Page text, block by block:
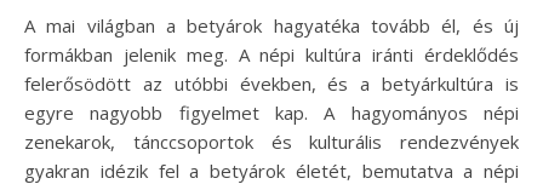
A mai világban a betyárok hagyatéka tovább él, és új
formákban jelenik meg. A népi kultúra iránti érdeklődés
felerősödött az utóbbi években, és a betyárkultúra is
egyre nagyobb figyelmet kap. A hagyományos népi
zenekarok, tánccsoportok és kulturális rendezvények
gyakran idézik fel a betyárok életét, bemutatva a népi